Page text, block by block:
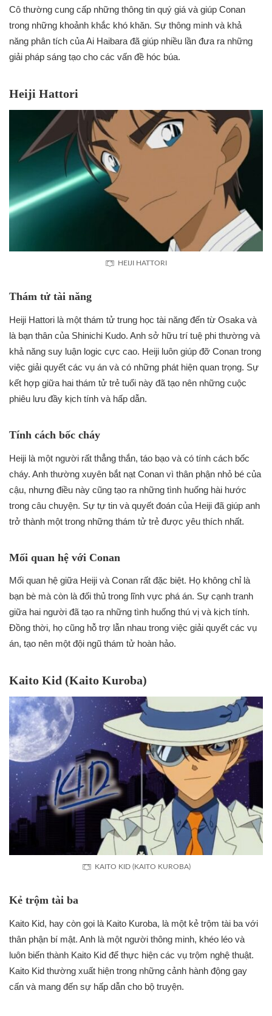
Cô thường cung cấp những thông tin quý giá và giúp Conan
trong những khoảnh khắc khó khăn. Sự thông minh và khả
năng phân tích của Ai Haibara đã giúp nhiều lần đưa ra những
giải pháp sáng tạo cho các vấn đề hóc búa.
Heiji Hattori
HEIJI HATTORI
Thám tử tài năng
Heiji Hattori là một thám tử trung học tài năng đến từ Osaka và
là bạn thân của Shinichi Kudo. Anh sở hữu trí tuệ phi thường và
khả năng suy luận logic cực cao. Heiji luôn giúp đỡ Conan trong
việc giải quyết các vụ án và có những phát hiện quan trọng. Sự
kết hợp giữa hai thám tử trẻ tuổi này đã tạo nên những cuộc
phiêu lưu đầy kịch tính và hấp dẫn.
Tính cách bốc cháy
Heiji là một người rất thẳng thắn, táo bạo và có tính cách bốc
cháy. Anh thường xuyên bắt nạt Conan vì thân phận nhỏ bé của
cậu, nhưng điều này cũng tạo ra những tình huống hài hước
trong câu chuyện. Sự tự tin và quyết đoán của Heiji đã giúp anh
trở thành một trong những thám tử trẻ được yêu thích nhất.
Mối quan hệ với Conan
Mối quan hệ giữa Heiji và Conan rất đặc biệt. Họ không chỉ là
bạn bè mà còn là đối thủ trong lĩnh vực phá án. Sự cạnh tranh
giữa hai người đã tạo ra những tình huống thú vị và kịch tính.
Đồng thời, họ cũng hỗ trợ lẫn nhau trong việc giải quyết các vụ
án, tạo nên một đội ngũ thám tử hoàn hảo.
Kaito Kid (Kaito Kuroba)
KAITO KID (KAITO KUROBA)
Kẻ trộm tài ba
Kaito Kid, hay còn gọi là Kaito Kuroba, là một kẻ trộm tài ba với
thân phận bí mật. Anh là một người thông minh, khéo léo và
luôn biến thành Kaito Kid để thực hiện các vụ trộm nghệ thuật.
Kaito Kid thường xuất hiện trong những cảnh hành động gay
cấn và mang đến sự hấp dẫn cho bộ truyện.